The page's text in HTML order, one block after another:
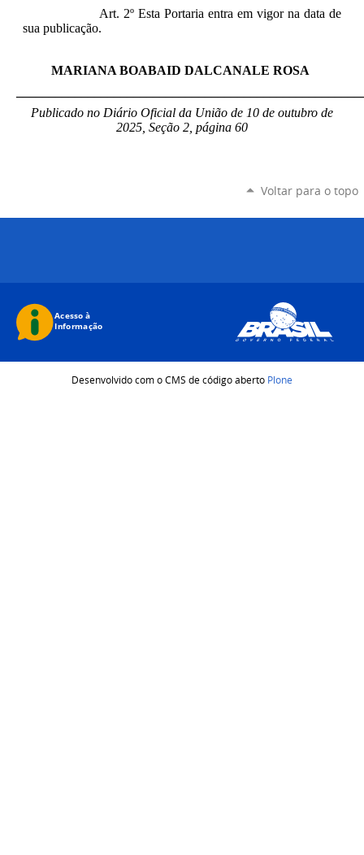
Art. 2º Esta Portaria entra em vigor na data de
sua publicação.
MARIANA BOABAID DALCANALE ROSA
Publicado no Diário Oficial da União de 10 de outubro de
2025, Seção 2, página 60
Voltar para o topo
Desenvolvido com o CMS de código aberto Plone